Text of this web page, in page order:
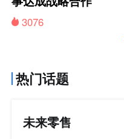
3076
热门话题
未来零售